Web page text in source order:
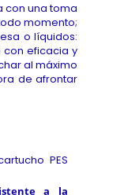
con una toma
momento;
o líquidos:
con eficacia y
al máximo
de afrontar
a la